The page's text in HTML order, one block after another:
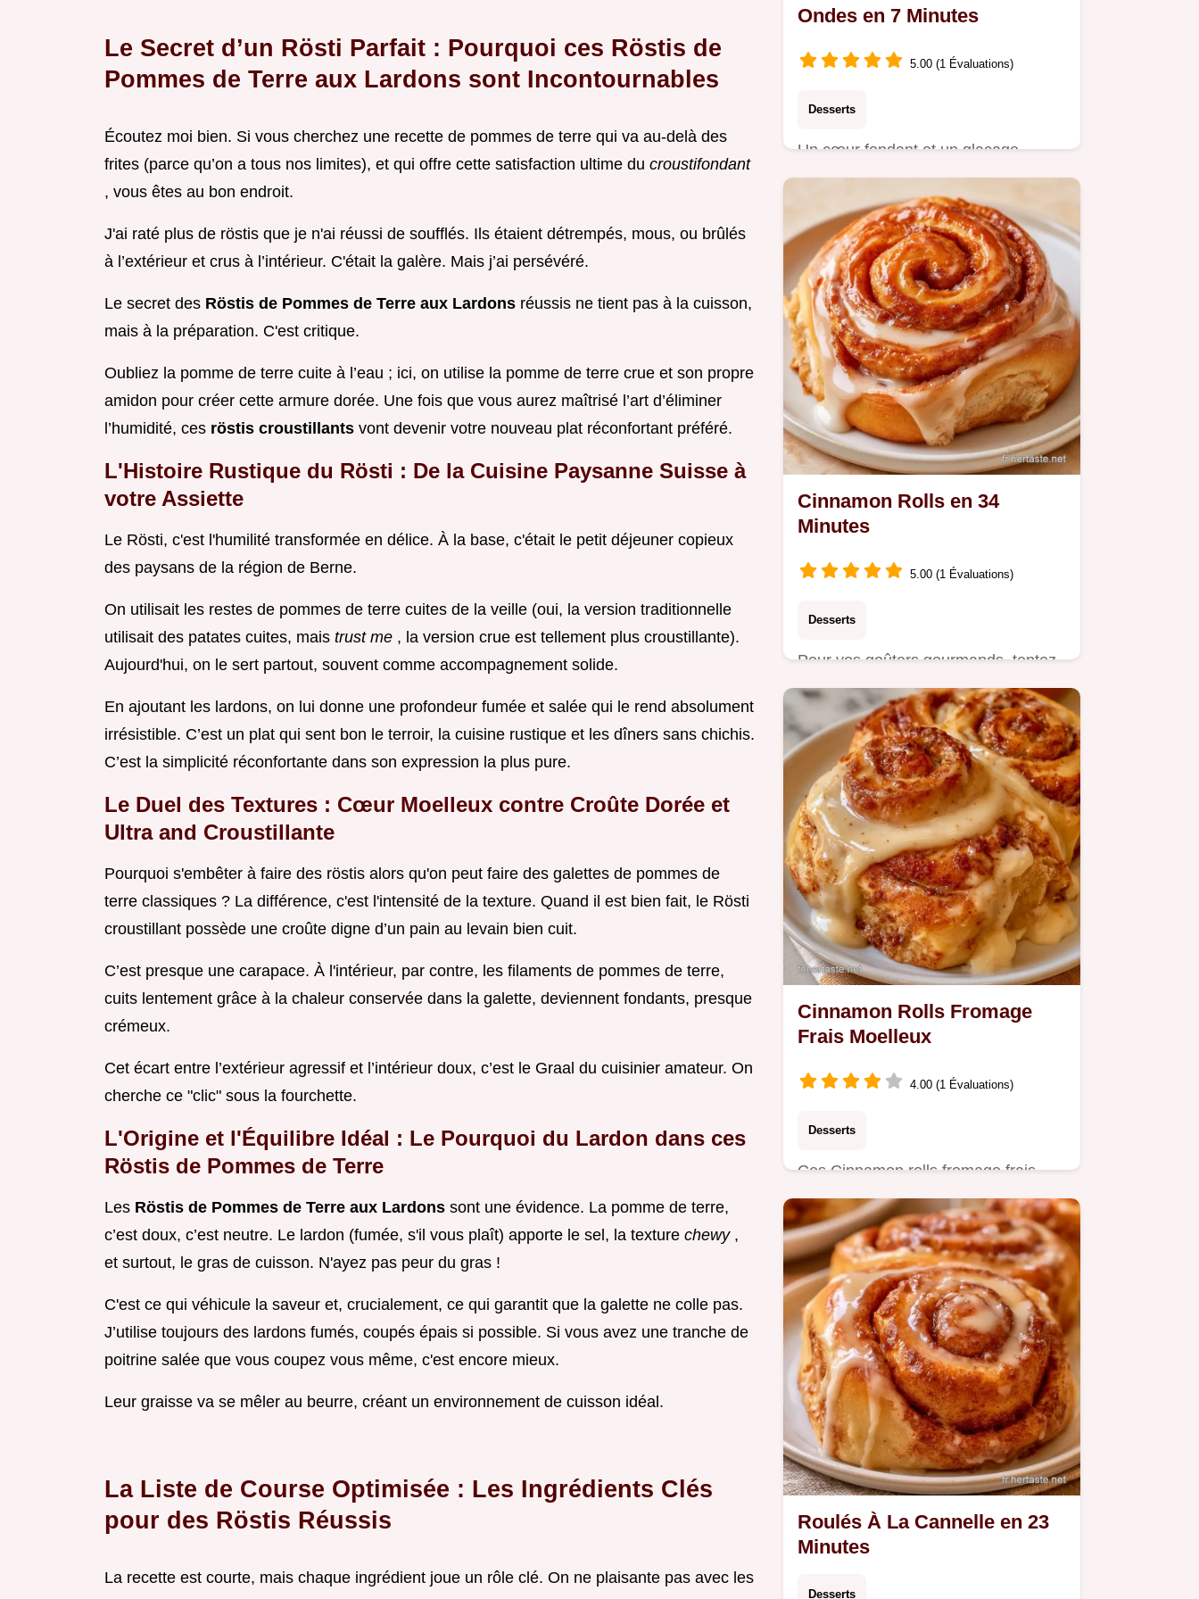
Le Secret d’un Rösti Parfait : Pourquoi ces Röstis de
Pommes de Terre aux Lardons sont Incontournables
Écoutez moi bien. Si vous cherchez une recette de pommes de terre qui va au-delà des
frites (parce qu’on a tous nos limites), et qui offre cette satisfaction ultime du croustifondant
, vous êtes au bon endroit.
J'ai raté plus de röstis que je n'ai réussi de soufflés. Ils étaient détrempés, mous, ou brûlés
à l’extérieur et crus à l’intérieur. C'était la galère. Mais j’ai persévéré.
Le secret des Röstis de Pommes de Terre aux Lardons réussis ne tient pas à la cuisson,
mais à la préparation. C'est critique.
Oubliez la pomme de terre cuite à l’eau ; ici, on utilise la pomme de terre crue et son propre
amidon pour créer cette armure dorée. Une fois que vous aurez maîtrisé l’art d’éliminer
l’humidité, ces röstis croustillants vont devenir votre nouveau plat réconfortant préféré.
L'Histoire Rustique du Rösti : De la Cuisine Paysanne Suisse à
votre Assiette
Le Rösti, c'est l'humilité transformée en délice. À la base, c'était le petit déjeuner copieux
des paysans de la région de Berne.
On utilisait les restes de pommes de terre cuites de la veille (oui, la version traditionnelle
utilisait des patates cuites, mais trust me , la version crue est tellement plus croustillante).
Aujourd'hui, on le sert partout, souvent comme accompagnement solide.
En ajoutant les lardons, on lui donne une profondeur fumée et salée qui le rend absolument
irrésistible. C’est un plat qui sent bon le terroir, la cuisine rustique et les dîners sans chichis.
C’est la simplicité réconfortante dans son expression la plus pure.
Le Duel des Textures : Cœur Moelleux contre Croûte Dorée et
Ultra and Croustillante
Pourquoi s'embêter à faire des röstis alors qu'on peut faire des galettes de pommes de
terre classiques ? La différence, c'est l'intensité de la texture. Quand il est bien fait, le Rösti
croustillant possède une croûte digne d’un pain au levain bien cuit.
C’est presque une carapace. À l'intérieur, par contre, les filaments de pommes de terre,
cuits lentement grâce à la chaleur conservée dans la galette, deviennent fondants, presque
crémeux.
Cet écart entre l’extérieur agressif et l’intérieur doux, c’est le Graal du cuisinier amateur. On
cherche ce "clic" sous la fourchette.
L'Origine et l'Équilibre Idéal : Le Pourquoi du Lardon dans ces
Röstis de Pommes de Terre
Les Röstis de Pommes de Terre aux Lardons sont une évidence. La pomme de terre,
c’est doux, c’est neutre. Le lardon (fumée, s'il vous plaît) apporte le sel, la texture chewy ,
et surtout, le gras de cuisson. N'ayez pas peur du gras !
C'est ce qui véhicule la saveur et, crucialement, ce qui garantit que la galette ne colle pas.
J’utilise toujours des lardons fumés, coupés épais si possible. Si vous avez une tranche de
poitrine salée que vous coupez vous même, c'est encore mieux.
Leur graisse va se mêler au beurre, créant un environnement de cuisson idéal.
La Liste de Course Optimisée : Les Ingrédients Clés
pour des Röstis Réussis
La recette est courte, mais chaque ingrédient joue un rôle clé. On ne plaisante pas avec les
Ondes en 7 Minutes
5.00 (1 Évaluations)
Desserts
Un cœur fondant et un glaçage
onctueux pour ces Cinnamon rolls au
micro-ondes.
Cinnamon Rolls en 34
Minutes
5.00 (1 Évaluations)
Desserts
Pour vos goûters gourmands, tentez
ces Cinnamon rolls. Le truc pour le
moelleux garantit un cœur…
Cinnamon Rolls Fromage
Frais Moelleux
4.00 (1 Évaluations)
Desserts
Ces Cinnamon rolls fromage frais
offrent une mie filante et gourmande.
Roulés À La Cannelle en 23
Minutes
Desserts